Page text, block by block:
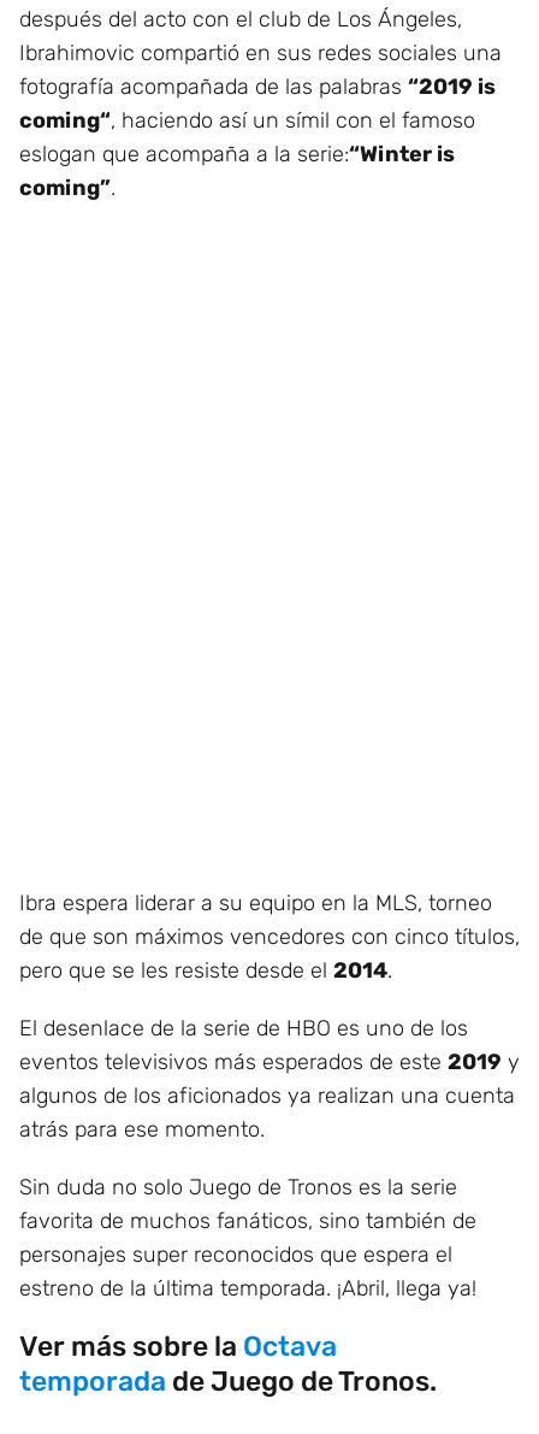
después del acto con el club de Los Ángeles,
Ibrahimovic compartió en sus redes sociales una
fotografía acompañada de las palabras “2019 is
coming“, haciendo así un símil con el famoso
eslogan que acompaña a la serie:“Winter is
coming”.
Ibra espera liderar a su equipo en la MLS, torneo
de que son máximos vencedores con cinco títulos,
pero que se les resiste desde el 2014.
El desenlace de la serie de HBO es uno de los
eventos televisivos más esperados de este 2019 y
algunos de los aficionados ya realizan una cuenta
atrás para ese momento.
Sin duda no solo Juego de Tronos es la serie
favorita de muchos fanáticos, sino también de
personajes super reconocidos que espera el
estreno de la última temporada. ¡Abril, llega ya!
Ver más sobre la Octava
temporada de Juego de Tronos.